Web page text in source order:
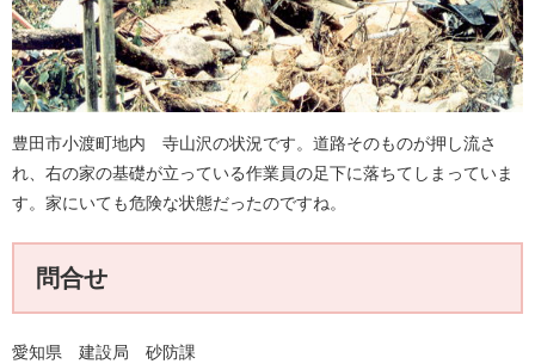
豊田市小渡町地内 寺山沢の状況です。道路そのものが押し流さ
れ、右の家の基礎が立っている作業員の足下に落ちてしまっていま
す。家にいても危険な状態だったのですね。
問合せ
愛知県 建設局 砂防課